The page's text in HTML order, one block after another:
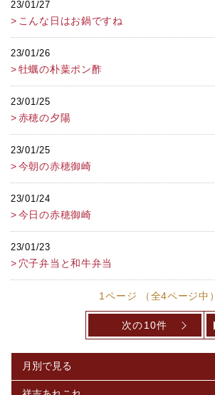
23/01/27
こんな日はお鍋ですね
23/01/26
牡蠣の朴葉ポン酢
23/01/25
赤穂の夕陽
23/01/25
今朝の赤穂御崎
23/01/24
今日の赤穂御崎
23/01/23
穴子弁当と和牛弁当
1ページ （全4ページ中）
次の10件